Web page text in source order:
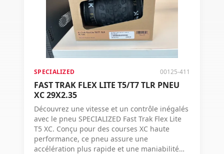
SPECIALIZED 00125-411
FAST TRAK FLEX LITE T5/T7 TLR PNEU
XC 29X2.35
Découvrez une vitesse et un contrôle inégalés
avec le pneu SPECIALIZED Fast Trak Flex Lite
T5 XC. Conçu pour des courses XC haute
performance, ce pneu assure une
accélération plus rapide et une maniabilité